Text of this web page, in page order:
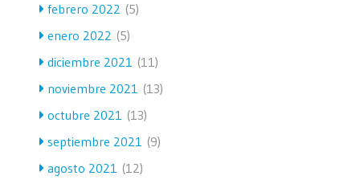
febrero 2022 (5)
enero 2022 (5)
diciembre 2021 (11)
noviembre 2021 (13)
octubre 2021 (13)
septiembre 2021 (9)
agosto 2021 (12)